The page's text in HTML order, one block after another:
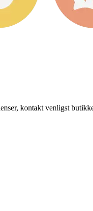
kontakt venligst